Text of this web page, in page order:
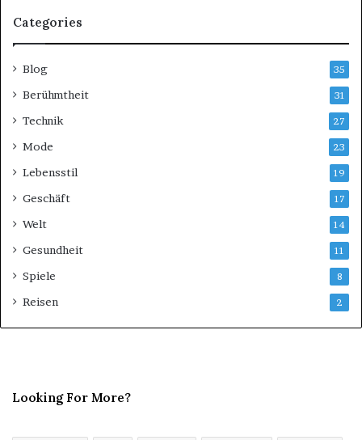
Categories
Blog 35
Berühmtheit 31
Technik 27
Mode 23
Lebensstil 19
Geschäft 17
Welt 14
Gesundheit 11
Spiele 8
Reisen 2
Looking For More?